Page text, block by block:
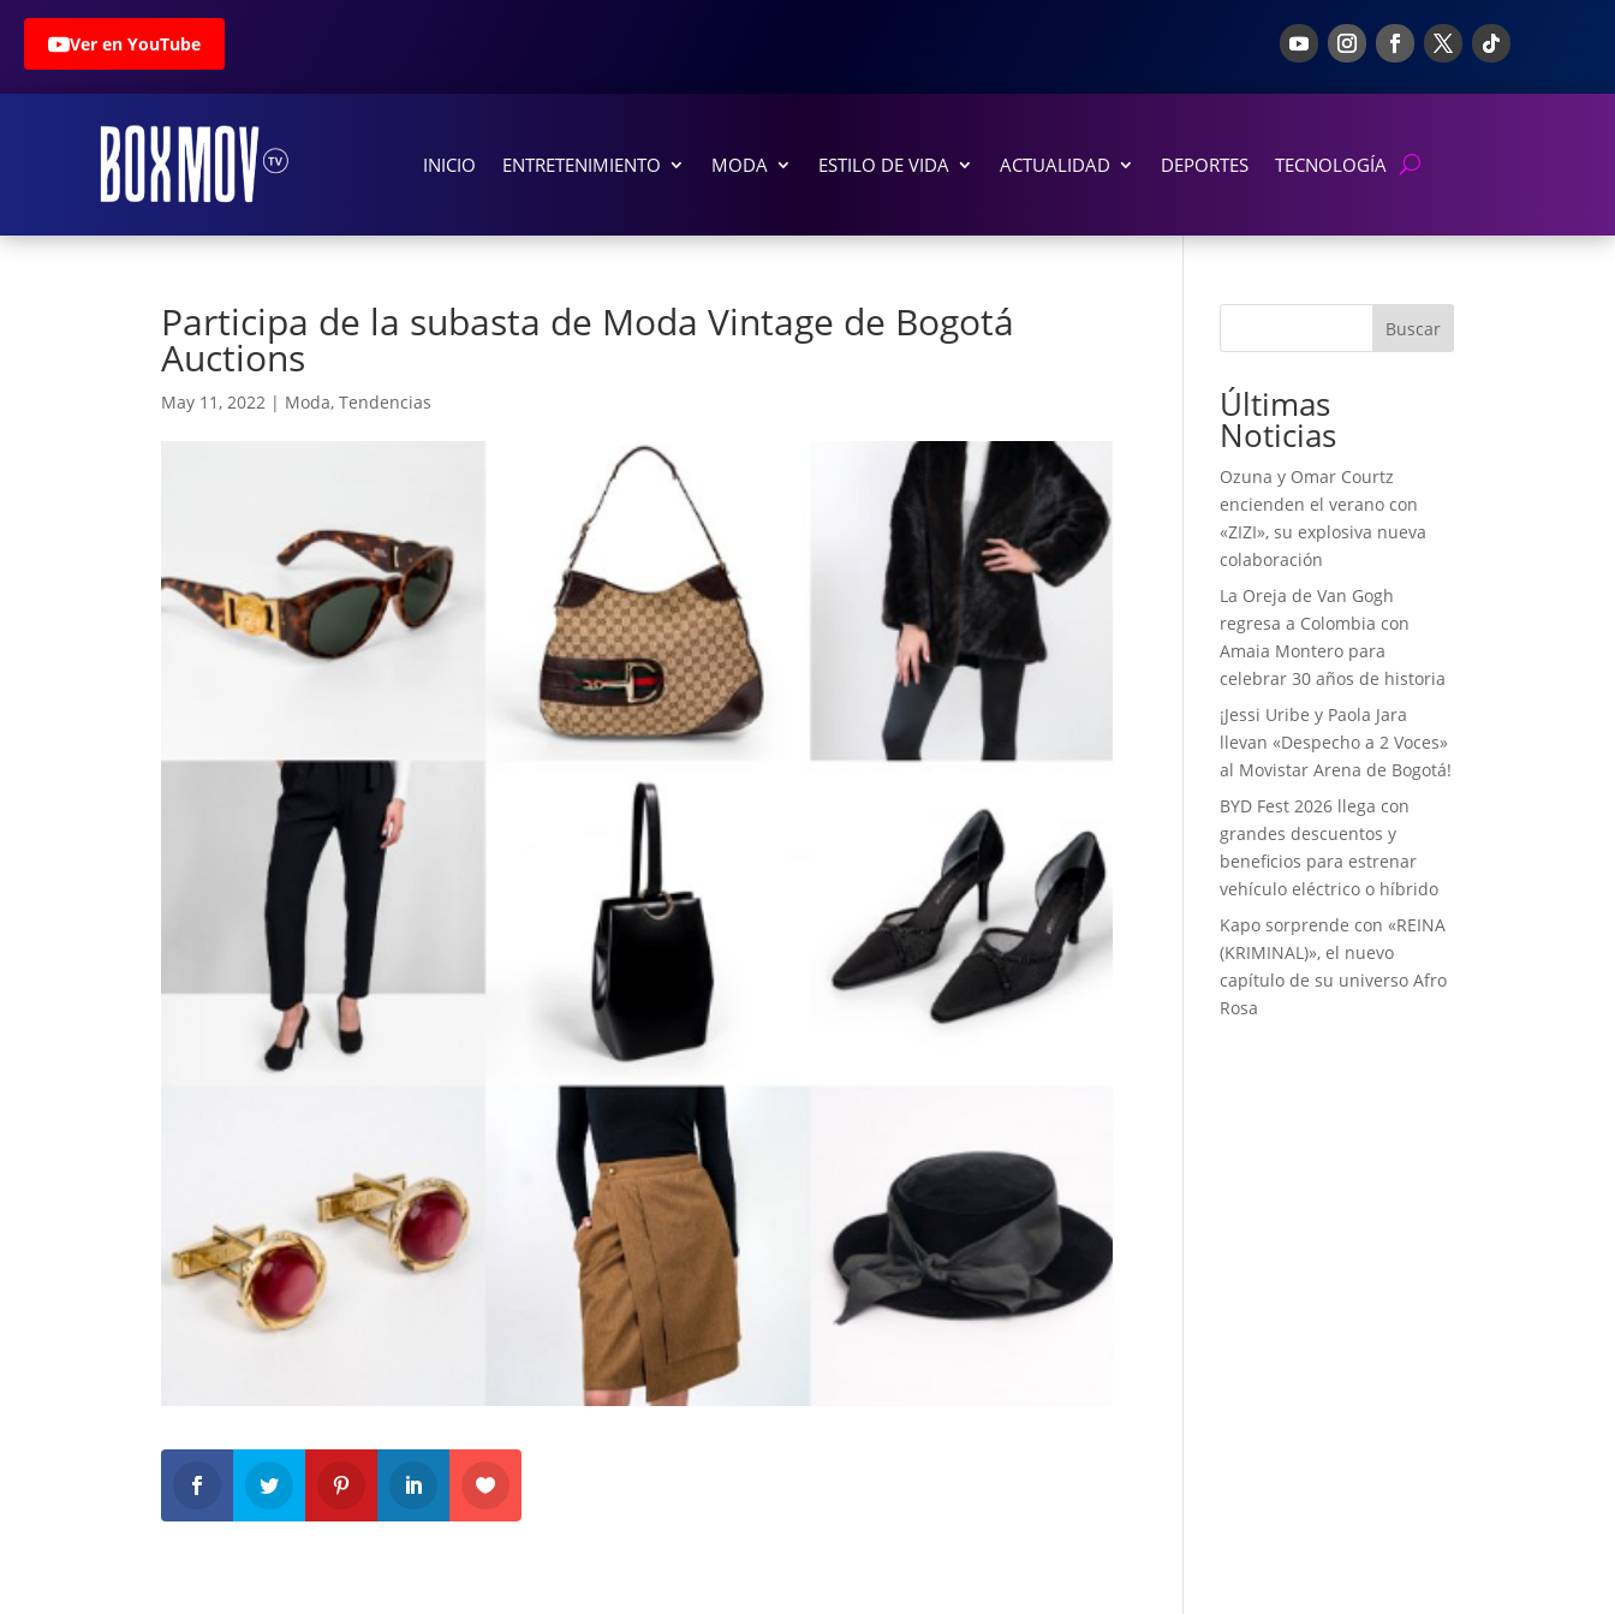
Ver en YouTube
INICIO ENTRETENIMIENTO MODA ESTILO DE VIDA ACTUALIDAD DEPORTES TECNOLOGÍA
Participa de la subasta de Moda Vintage de Bogotá
Auctions
May 11, 2022 | Moda,Tendencias
Buscar
Últimas
Noticias
Ozuna y Omar Courtz
encienden el verano con
«ZIZI», su explosiva nueva
colaboración
La Oreja de Van Gogh
regresa a Colombia con
Amaia Montero para
celebrar 30 años de historia
¡Jessi Uribe y Paola Jara
llevan «Despecho a 2 Voces»
al Movistar Arena de Bogotá!
BYD Fest 2026 llega con
grandes descuentos y
beneficios para estrenar
vehículo eléctrico o híbrido
Kapo sorprende con «REINA
(KRIMINAL)», el nuevo
capítulo de su universo Afro
Rosa